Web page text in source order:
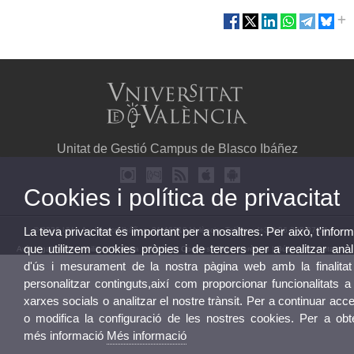
Unitat de Gestió Campus de Blasco Ibáñez
© 2026 UV. - Av. Blasco Ibáñez, 21 46010 València. Telèfon: (+34) 96 398 37 84
Avís legal |Accessibilitat|Política privacitat| Cookies|Transparència |Bústia de contacte
Cookies i política de privacitat
La teva privacitat és important per a nosaltres. Per això,
que utilitzem cookies pròpies i de tercers per a realitzar
d'ús i mesurament de la nostra pàgina web amb la
personalitzar continguts,així com proporcionar funcionalitats
xarxes socials o analitzar el nostre trànsit. Per a continuar
o modifica la configuració de les nostres cookies. Per a
més informació Més informació